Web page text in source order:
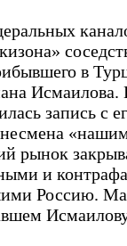
в
Исмаилова.
запись с
рынок
и
Россию.